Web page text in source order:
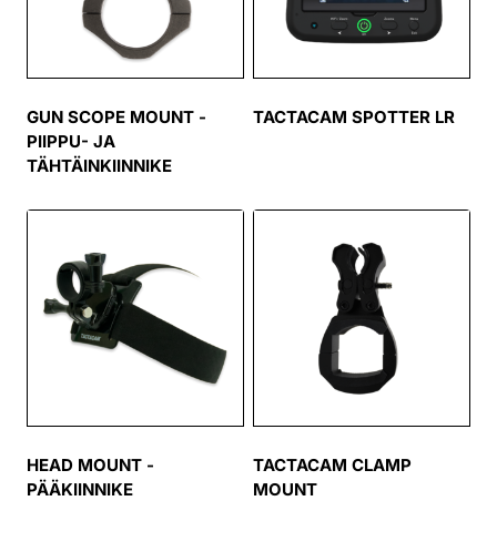
GUN SCOPE MOUNT -
PIIPPU- JA
TÄHTÄINKIINNIKE
TACTACAM SPOTTER LR
HEAD MOUNT -
PÄÄKIINNIKE
TACTACAM CLAMP
MOUNT